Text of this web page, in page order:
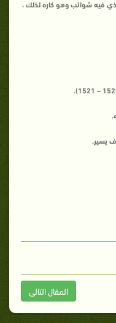
فيه شوائب وهو كاره لذلك ،
المقال التالى